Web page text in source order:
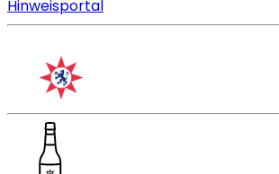
Hinweisportal